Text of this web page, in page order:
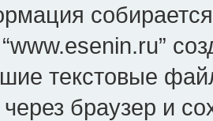
текстовые
браузер и